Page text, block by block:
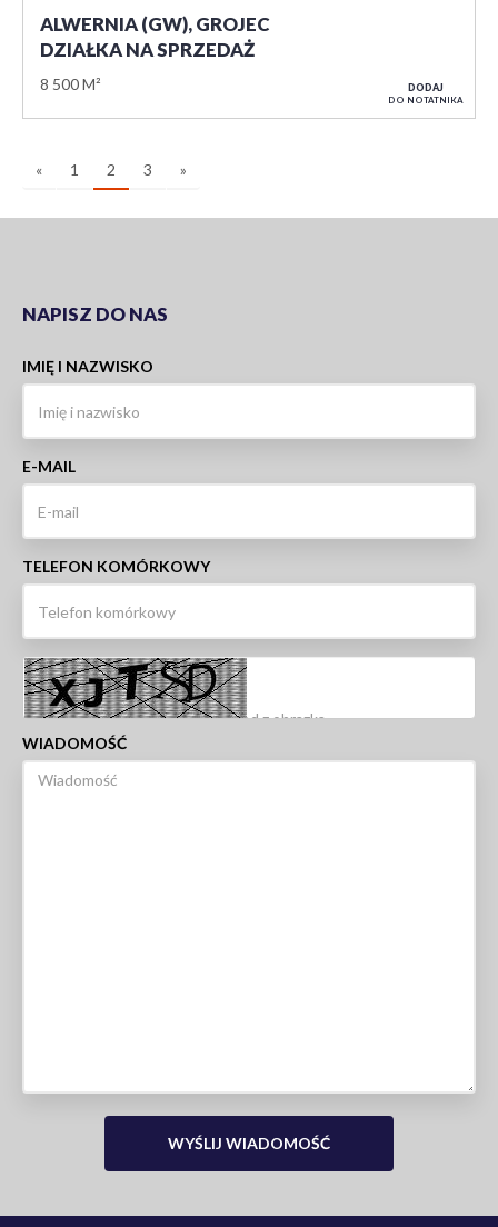
ALWERNIA (GW), GROJEC
DZIAŁKA NA SPRZEDAŻ
8 500 M² DODAJ
DO NOTATNIKA
« 1 2 3 »
NAPISZ DO NAS
IMIĘ I NAZWISKO
E-MAIL
TELEFON KOMÓRKOWY
WIADOMOŚĆ